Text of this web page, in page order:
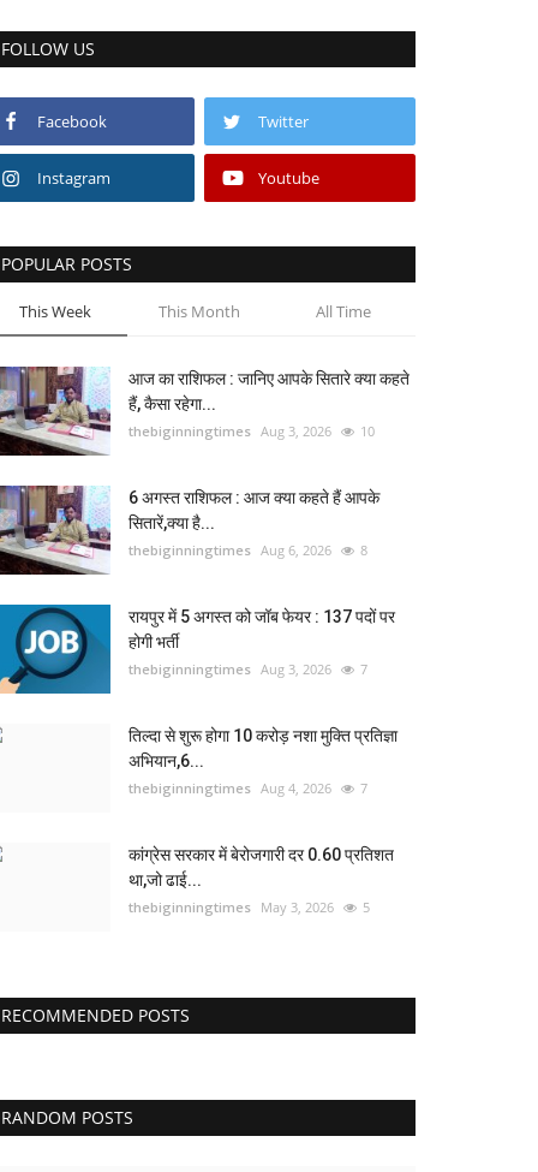
FOLLOW US
Facebook Twitter
Instagram Youtube
POPULAR POSTS
This Week This Month All Time
आज का राशिफल : जानिए आपके सितारे क्या कहते
हैं, कैसा रहेगा...
thebiginningtimes Aug 3, 2026 10
6 अगस्त राशिफल : आज क्या कहते हैं आपके
सितारें,क्या है...
thebiginningtimes Aug 6, 2026 8
रायपुर में 5 अगस्त को जॉब फेयर : 137 पदों पर
होगी भर्ती
thebiginningtimes Aug 3, 2026 7
तिल्दा से शुरू होगा 10 करोड़ नशा मुक्ति प्रतिज्ञा
अभियान,6...
thebiginningtimes Aug 4, 2026 7
कांग्रेस सरकार में बेरोजगारी दर 0.60 प्रतिशत
था,जो ढाई...
thebiginningtimes May 3, 2026 5
RECOMMENDED POSTS
RANDOM POSTS